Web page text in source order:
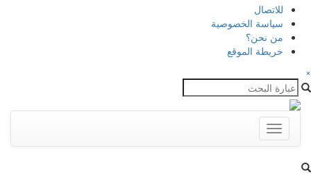
للاتصال
سياسة الخصوصية
من نحن؟
خريطة الموقع
×
Toggle
navigation